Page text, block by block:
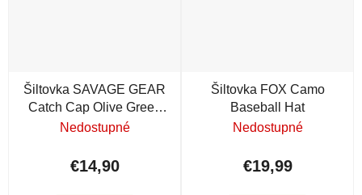
Šiltovka SAVAGE GEAR
Catch Cap Olive Green
Melange
Nedostupné
€14,90
Šiltovka FOX Camo
Baseball Hat
Nedostupné
€19,99